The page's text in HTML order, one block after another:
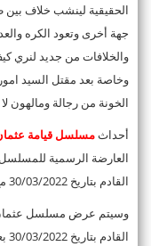
الحقيقية لينشب خلاف
جهة أخرى وتعود الكره
والخلافات من جديد لنري
وخاصة بعد مقتل السيد
الخونة من رجالة ومالهون
أحداثمسلسل قيامة عثمان
القادم بتاريخ 30/03/2022 مع الساعة 20:00 بتوقيت انقرة.